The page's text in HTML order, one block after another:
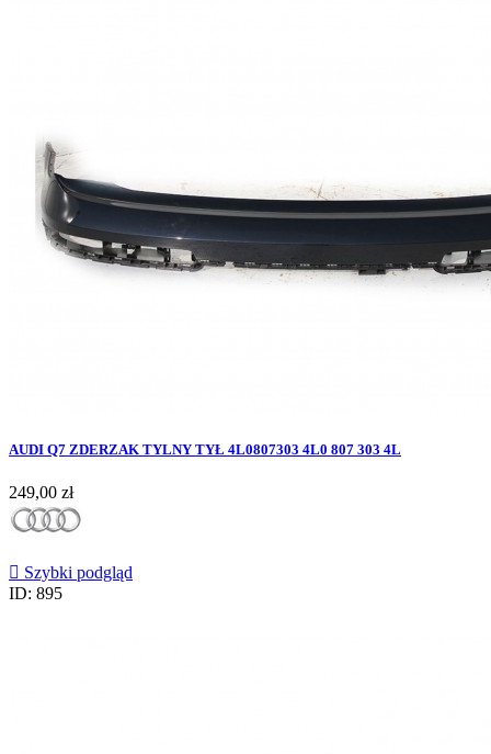
AUDI Q7 ZDERZAK TYLNY TYŁ 4L0807303 4L0 807 303 4L
Cena
249,00 zł
 Szybki podgląd
ID: 895